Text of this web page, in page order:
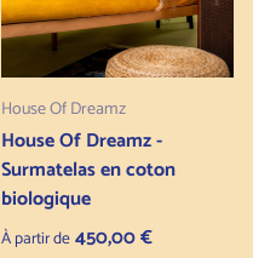
House Of Dreamz
House Of Dreamz -
Surmatelas en coton
biologique
Prix normal
À partir de450,00 €